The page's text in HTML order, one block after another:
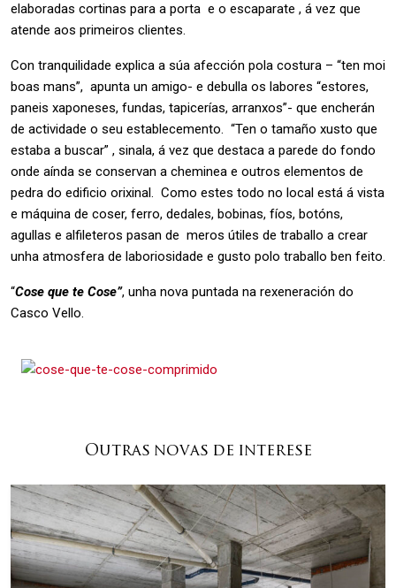
elaboradas cortinas para a porta e o escaparate , á vez que
atende aos primeiros clientes.
Con tranquilidade explica a súa afección pola costura – “ten moi
boas mans”, apunta un amigo- e debulla os labores “estores,
paneis xaponeses, fundas, tapicerías, arranxos”- que encherán
de actividade o seu establecemento. “Ten o tamaño xusto que
estaba a buscar” , sinala, á vez que destaca a parede do fondo
onde aínda se conservan a cheminea e outros elementos de
pedra do edificio orixinal. Como estes todo no local está á vista
e máquina de coser, ferro, dedales, bobinas, fíos, botóns,
agullas e alfileteros pasan de meros útiles de traballo a crear
unha atmosfera de laboriosidade e gusto polo traballo ben feito.
“Cose que te Cose”, unha nova puntada na rexeneración do
Casco Vello.
Outras novas de interese